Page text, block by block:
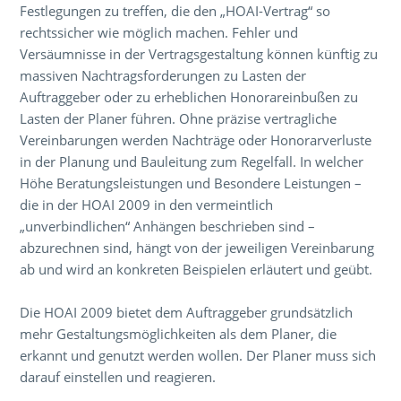
Festlegungen zu treffen, die den „HOAI-Vertrag“ so
rechtssicher wie möglich machen. Fehler und
Versäumnisse in der Vertragsgestaltung können künftig zu
massiven Nachtragsforderungen zu Lasten der
Auftraggeber oder zu erheblichen Honorareinbußen zu
Lasten der Planer führen. Ohne präzise vertragliche
Vereinbarungen werden Nachträge oder Honorarverluste
in der Planung und Bauleitung zum Regelfall. In welcher
Höhe Beratungsleistungen und Besondere Leistungen –
die in der HOAI 2009 in den vermeintlich
„unverbindlichen“ Anhängen beschrieben sind –
abzurechnen sind, hängt von der jeweiligen Vereinbarung
ab und wird an konkreten Beispielen erläutert und geübt.
Die HOAI 2009 bietet dem Auftraggeber grundsätzlich
mehr Gestaltungsmöglichkeiten als dem Planer, die
erkannt und genutzt werden wollen. Der Planer muss sich
darauf einstellen und reagieren.